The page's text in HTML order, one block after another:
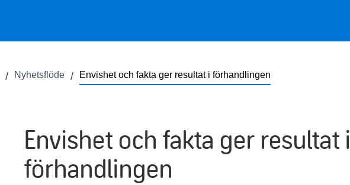
Nyhetsflöde Envishet och fakta ger resultat i förhandlingen
Envishet och fakta ger resultat i
förhandlingen